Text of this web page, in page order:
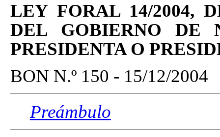
LEY FORAL 14/2004,
DEL GOBIERNO DE
PRESIDENTA O
BON N.º 150 - 15/12/2004
Preámbulo